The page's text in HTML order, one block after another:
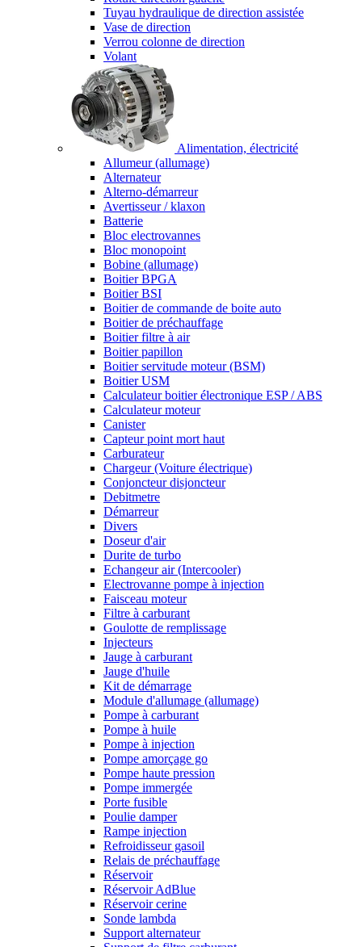
Tuyau hydraulique de direction assistée
Vase de direction
Verrou colonne de direction
Volant
Alimentation, électricité
Allumeur (allumage)
Alternateur
Alterno-démarreur
Avertisseur / klaxon
Batterie
Bloc electrovannes
Bloc monopoint
Bobine (allumage)
Boitier BPGA
Boitier BSI
Boitier de commande de boite auto
Boitier de préchauffage
Boitier filtre à air
Boitier papillon
Boitier servitude moteur (BSM)
Boitier USM
Calculateur boitier électronique ESP / ABS
Calculateur moteur
Canister
Capteur point mort haut
Carburateur
Chargeur (Voiture électrique)
Conjoncteur disjoncteur
Debitmetre
Démarreur
Divers
Doseur d'air
Durite de turbo
Echangeur air (Intercooler)
Electrovanne pompe à injection
Faisceau moteur
Filtre à carburant
Goulotte de remplissage
Injecteurs
Jauge à carburant
Jauge d'huile
Kit de démarrage
Module d'allumage (allumage)
Pompe à carburant
Pompe à huile
Pompe à injection
Pompe amorçage go
Pompe haute pression
Pompe immergée
Porte fusible
Poulie damper
Rampe injection
Refroidisseur gasoil
Relais de préchauffage
Réservoir
Réservoir AdBlue
Réservoir cerine
Sonde lambda
Support alternateur